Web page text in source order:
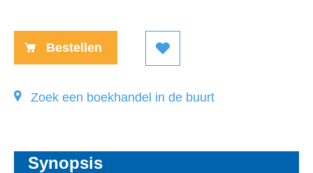
Bestellen
Zoek een boekhandel in de buurt
Synopsis